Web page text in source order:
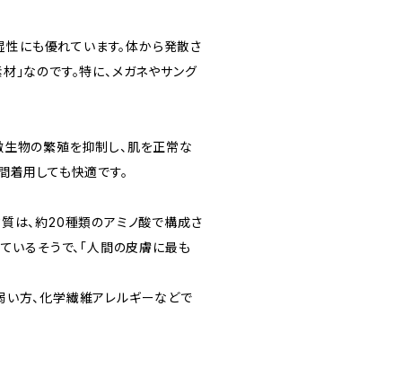
にも優れています。体から発散さ
なのです。特に、メガネやサング
物の繁殖を抑制し、肌を正常な
着用しても快適です。
は、約20種類のアミノ酸で構成さ
いるそうで、「人間の皮膚に最も
方、化学繊維アレルギーなどで